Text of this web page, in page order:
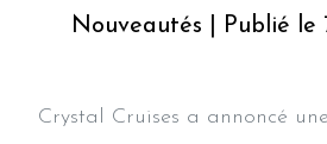
Nouveautés | Publié le
Crystal Cruises a annoncé